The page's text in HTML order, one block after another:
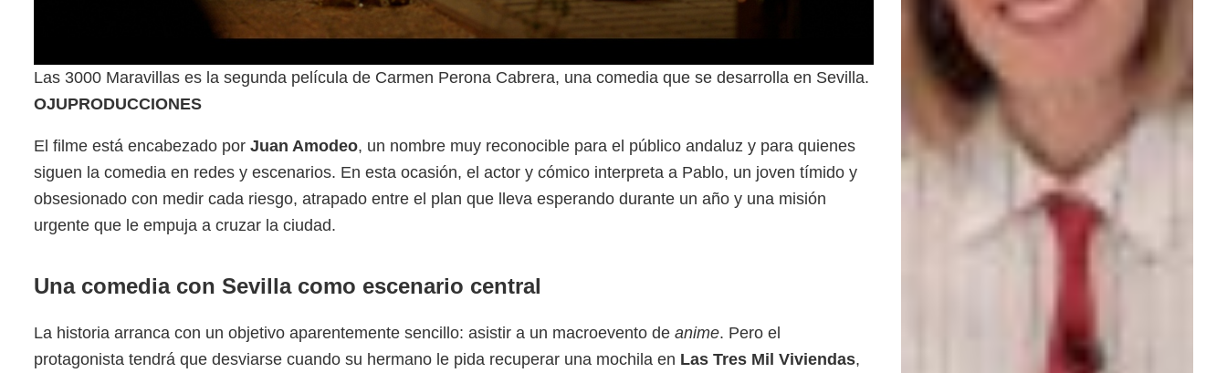
Las 3000 Maravillas es la segunda película de Carmen Perona Cabrera, una comedia que se desarrolla en Sevilla.
OJUPRODUCCIONES
El filme está encabezado por Juan Amodeo, un nombre muy reconocible para el público andaluz y para quienes
siguen la comedia en redes y escenarios. En esta ocasión, el actor y cómico interpreta a Pablo, un joven tímido y
obsesionado con medir cada riesgo, atrapado entre el plan que lleva esperando durante un año y una misión
urgente que le empuja a cruzar la ciudad.
Una comedia con Sevilla como escenario central
La historia arranca con un objetivo aparentemente sencillo: asistir a un macroevento de anime. Pero el
protagonista tendrá que desviarse cuando su hermano le pida recuperar una mochila en Las Tres Mil Viviendas,